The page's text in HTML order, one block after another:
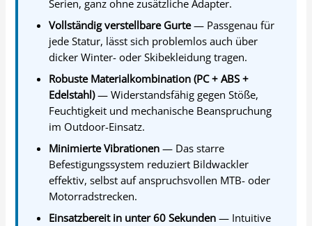
Serien, ganz ohne zusätzliche Adapter.
Vollständig verstellbare Gurte— Passgenau für
jede Statur, lässt sich problemlos auch über
dicker Winter- oder Skibekleidung tragen.
Robuste Materialkombination (PC + ABS +
Edelstahl)— Widerstandsfähig gegen Stöße,
Feuchtigkeit und mechanische Beanspruchung
im Outdoor-Einsatz.
Minimierte Vibrationen — Das starre
Befestigungssystem reduziert Bildwackler
effektiv, selbst auf anspruchsvollen MTB- oder
Motorradstrecken.
Einsatzbereit in unter 60 Sekunden — Intuitive